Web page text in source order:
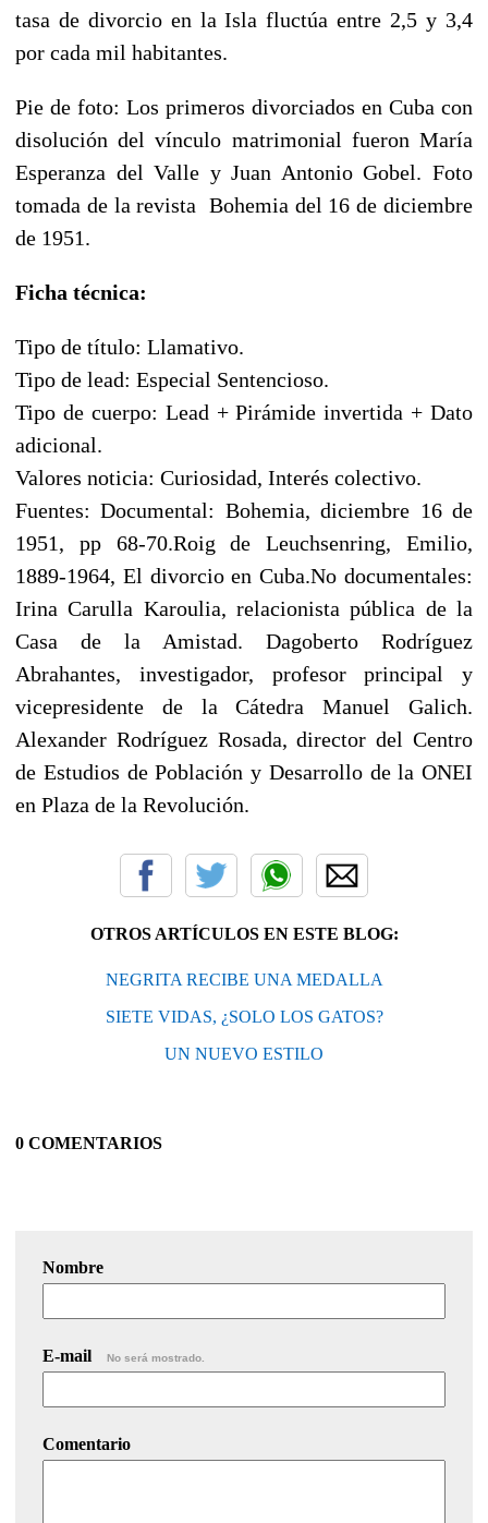
tasa de divorcio en la Isla fluctúa entre 2,5 y 3,4
por cada mil habitantes.
Pie de foto: Los primeros divorciados en Cuba con
disolución del vínculo matrimonial fueron María
Esperanza del Valle y Juan Antonio Gobel. Foto
tomada de la revista Bohemia del 16 de diciembre
de 1951.
Ficha técnica:
Tipo de título: Llamativo.
Tipo de lead: Especial Sentencioso.
Tipo de cuerpo: Lead + Pirámide invertida + Dato
adicional.
Valores noticia: Curiosidad, Interés colectivo.
Fuentes: Documental: Bohemia, diciembre 16 de
1951, pp 68-70.Roig de Leuchsenring, Emilio,
1889-1964, El divorcio en Cuba.No documentales:
Irina Carulla Karoulia, relacionista pública de la
Casa de la Amistad. Dagoberto Rodríguez
Abrahantes, investigador, profesor principal y
vicepresidente de la Cátedra Manuel Galich.
Alexander Rodríguez Rosada, director del Centro
de Estudios de Población y Desarrollo de la ONEI
en Plaza de la Revolución.
OTROS ARTÍCULOS EN ESTE BLOG:
NEGRITA RECIBE UNA MEDALLA
SIETE VIDAS, ¿SOLO LOS GATOS?
UN NUEVO ESTILO
0 COMENTARIOS
Nombre
E-mail No será mostrado.
Comentario